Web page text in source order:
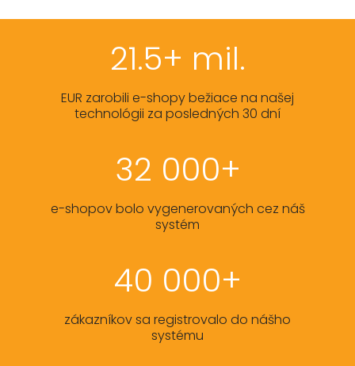
21.5+ mil.
EUR zarobili e-shopy bežiace na našej
technológii za posledných 30 dní
32 000+
e-shopov bolo vygenerovaných cez náš
systém
40 000+
zákazníkov sa registrovalo do nášho
systému